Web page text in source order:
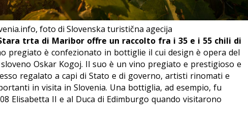
foto di Slovenska turistična agecija
trta di Maribor offre un raccolto fra i 35 e i 55 chili di
pregiato è confezionato in bottiglie il cui design è opera del
Oskar Kogoj. Il suo è un vino pregiato e prestigioso e
regalato a capi di Stato e di governo, artisti rinomati e
in visita in Slovenia. Una bottiglia, ad esempio, fu
Elisabetta II e al Duca di Edimburgo quando visitarono